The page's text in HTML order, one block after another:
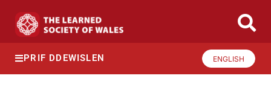
PRIF DDEWISLEN ENGLISH